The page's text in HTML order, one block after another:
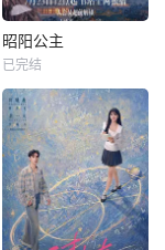
昭阳公主
已完结